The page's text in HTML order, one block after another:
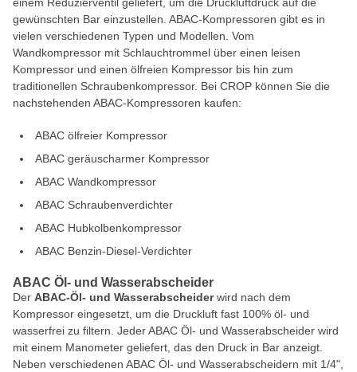
gewünschten Bar einzustellen. ABAC-Kompressoren gibt es in
vielen verschiedenen Typen und Modellen. Vom
Wandkompressor mit Schlauchtrommel über einen leisen
Kompressor und einen ölfreien Kompressor bis hin zum
traditionellen Schraubenkompressor. Bei CROP können Sie die
nachstehenden ABAC-Kompressoren kaufen:
ABAC ölfreier Kompressor
ABAC geräuscharmer Kompressor
ABAC Wandkompressor
ABAC Schraubenverdichter
ABAC Hubkolbenkompressor
ABAC Benzin-Diesel-Verdichter
ABAC Öl- und Wasserabscheider
Der ABAC-Öl- und Wasserabscheiderwird nach dem
Kompressor eingesetzt, um die Druckluft fast 100% öl- und
wasserfrei zu filtern. Jeder ABAC Öl- und Wasserabscheider wird
mit einem Manometer geliefert, das den Druck in Bar anzeigt.
Neben verschiedenen ABAC Öl- und Wasserabscheidern mit 1/4",